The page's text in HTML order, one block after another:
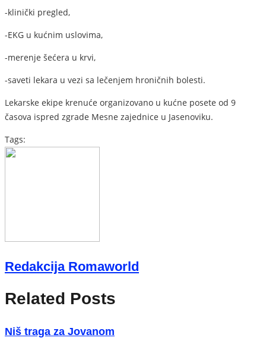
-klinički pregled,
-EKG u kućnim uslovima,
-merenje šećera u krvi,
-saveti lekara u vezi sa lečenjem hroničnih bolesti.
Lekarske ekipe krenuće organizovano u kućne posete od 9
časova ispred zgrade Mesne zajednice u Jasenoviku.
Tags:
Redakcija Romaworld
Related Posts
Niš traga za Jovanom